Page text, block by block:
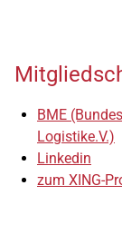
BME
Logistike.V.)
Linkedin
zum XING-